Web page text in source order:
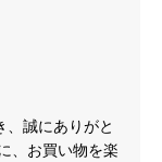
、誠にありがと
、お買い物を楽